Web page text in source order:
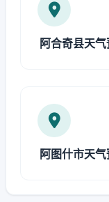
阿合奇县天
阿图什市天